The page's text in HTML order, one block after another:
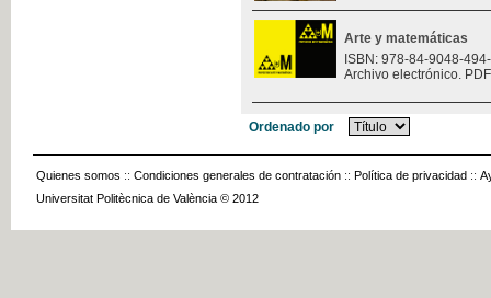
Arte y matemáticas
ISBN: 978-84-9048-
Archivo electrónico.
Ordenado por
Quienes somos :: Condiciones generales de contratación :: Política de privacidad ::
Universitat Politècnica de València © 2012